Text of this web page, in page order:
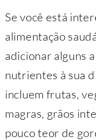
Se você está
alimentação
adicionar alguns
nutrientes à sua
incluem frutas,
magras, grãos
pouco teor de